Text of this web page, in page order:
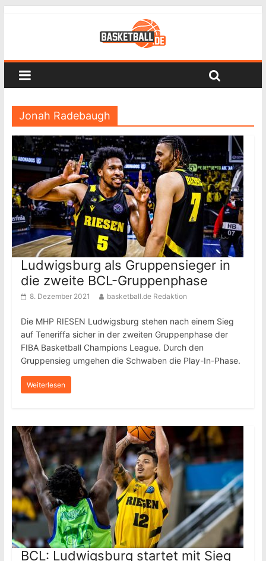
Jonah Radebaugh
Ludwigsburg als Gruppensieger in
die zweite BCL-Gruppenphase
8. Dezember 2021 basketball.de Redaktion
Die MHP RIESEN Ludwigsburg stehen nach einem Sieg
auf Teneriffa sicher in der zweiten Gruppenphase der
FIBA Basketball Champions League. Durch den
Gruppensieg umgehen die Schwaben die Play-In-Phase.
Weiterlesen
BCL: Ludwigsburg startet mit Sieg